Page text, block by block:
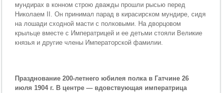
мундирах в конном строю дважды прошли рысью перед
Николаем II. Он принимал парад в кирасирском мундире, сидя
на лошади сходной масти с полковыми. На дворцовом
крыльце вместе с Императрицей и ее детьми стояли Великие
князья и другие члены Императорской фамилии.
Празднование 200-летнего юбилея полка в Гатчине 26
июля 1904 г. В центре — вдовствующая императрица